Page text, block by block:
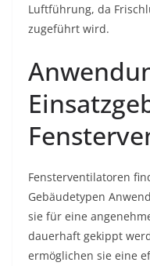
Luftführung, da
zugeführt wird.
Fensterventilatoren
Gebäudetypen
sie für eine
dauerhaft gekippt
ermöglichen sie eine